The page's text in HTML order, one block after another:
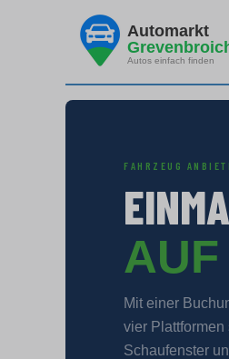
Automarkt
Autos einfach finden
FAHRZEUG
Mit einer
vier Plattformen
Schaufenster